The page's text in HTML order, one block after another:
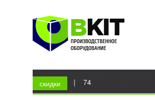
Вы здесь
Главная | 74
скидки